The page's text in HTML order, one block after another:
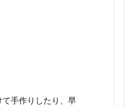
手作りしたり、早